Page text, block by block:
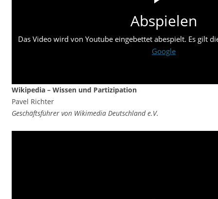
Abspielen
Das Video wird von Youtube eingebettet abespielt. Es gilt
Google
Wikipedia – Wissen und Partizipation
Pavel Richter
Geschäftsführer von Wikimedia Deutschland e.V.